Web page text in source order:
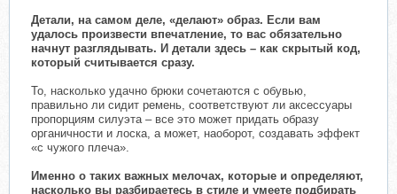
Детали, на самом деле, «делают» образ. Если вам
удалось произвести впечатление, то вас обязательно
начнут разглядывать. И детали здесь – как скрытый код,
который считывается сразу.
То, насколько удачно брюки сочетаются с обувью,
правильно ли сидит ремень, соответствуют ли аксессуары
пропорциям силуэта – все это может придать образу
органичности и лоска, а может, наоборот, создавать эффект
«с чужого плеча».
Именно о таких важных мелочах, которые и определяют,
насколько вы разбираетесь в стиле и умеете подбирать